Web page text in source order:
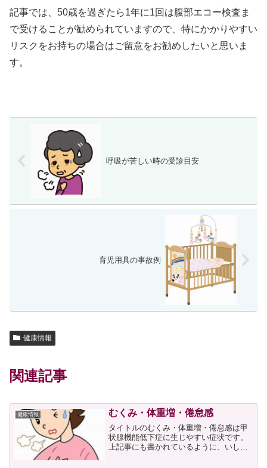
記事では、50歳を過ぎたら1年に1回は腹部エコー検査ま
で受けることが勧められていますので、特にかかりやすい
リスクをお持ちの場合はご留意をお勧めしたいと思いま
す。
呼吸が苦しい時の受診目安
育児用具の事故例
健康情報
関連記事
健康情報 むくみ・体重増・倦怠感
タイトルのむくみ・体重増・倦怠感は甲
状腺機能低下症に生じやすい症状です。
上記事にも書かれているように、いしだ